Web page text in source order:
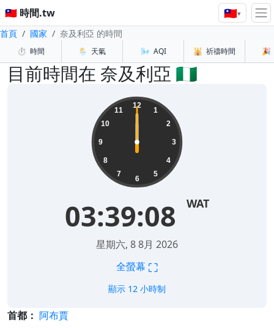
🇹🇼 時間.tw 🇹🇼▾
首頁 國家 奈及利亞 的時間
⏱️ 時間 🌦️ 天氣 🌬️ AQI 🕌 祈禱時間 🎉
目前時間在 奈及利亞 🇳🇬
12
1
2
3
4
5
6
7
8
9
10
11
03:39:08 WAT
星期六, 8 8月 2026
全螢幕 ⛶
顯示 12 小時制
首都： 阿布賈